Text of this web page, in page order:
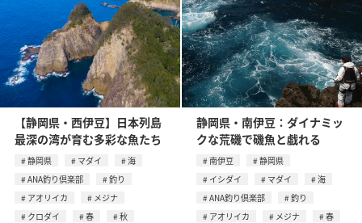
【静岡県・西伊豆】日本列島
最深の湾が育む多彩な魚たち
静岡県 マダイ
海
ANA釣り倶楽部
釣り
アオリイカ
メジナ
クロダイ
春
秋
静岡県・南伊豆：ダイナミッ
クな荒磯で磯魚と戯れる
南伊豆
静岡県
イシダイ
マダイ
海
ANA釣り倶楽部
釣り
アオリイカ
メジナ
春